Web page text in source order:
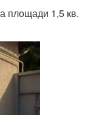
площади 1,5 кв.